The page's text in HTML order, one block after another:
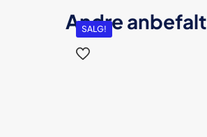
Andre
SALG!